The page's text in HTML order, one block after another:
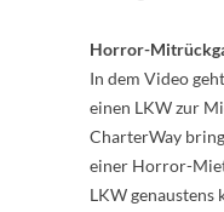
Horror-
In dem Video
einen LKW zur
CharterWay
einer Horror-
LKW